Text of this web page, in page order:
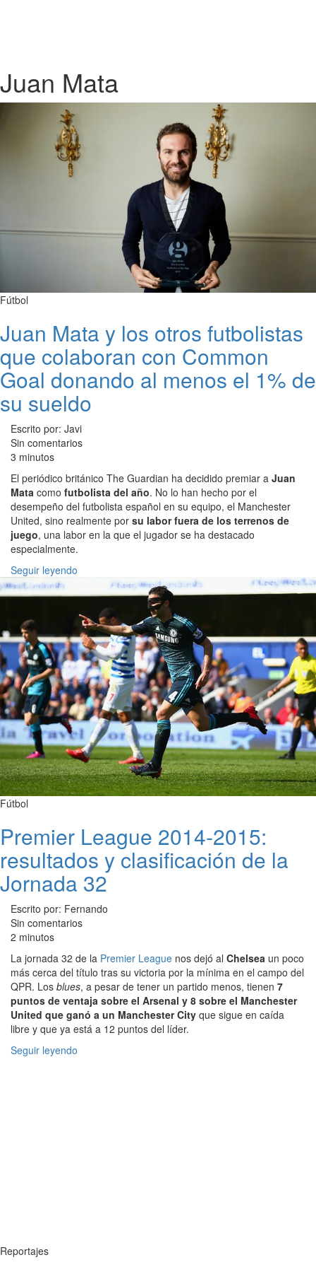
Juan Mata
Fútbol
Juan Mata y los otros futbolistas
que colaboran con Common
Goal donando al menos el 1% de
su sueldo
Escrito por: Javi
Sin comentarios
3 minutos
El periódico británico The Guardian ha decidido premiar a Juan
Mata como futbolista del año. No lo han hecho por el
desempeño del futbolista español en su equipo, el Manchester
United, sino realmente por su labor fuera de los terrenos de
juego, una labor en la que el jugador se ha destacado
especialmente.
Seguir leyendo
Fútbol
Premier League 2014-2015:
resultados y clasificación de la
Jornada 32
Escrito por: Fernando
Sin comentarios
2 minutos
La jornada 32 de la Premier League nos dejó al Chelsea un poco
más cerca del título tras su victoria por la mínima en el campo del
QPR. Los blues, a pesar de tener un partido menos, tienen 7
puntos de ventaja sobre el Arsenal y 8 sobre el Manchester
United que ganó a un Manchester City que sigue en caída
libre y que ya está a 12 puntos del líder.
Seguir leyendo
Reportajes